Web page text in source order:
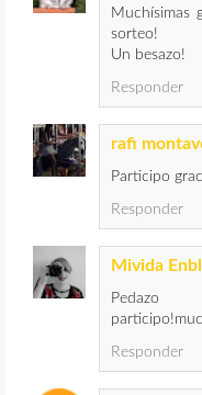
Muchísimas
sorteo!
Un besazo!
Responder
rafi
Participo
Responder
Mivida
Pedazo
Responder